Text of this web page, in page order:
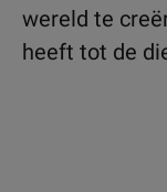
wereld te
heeft tot de